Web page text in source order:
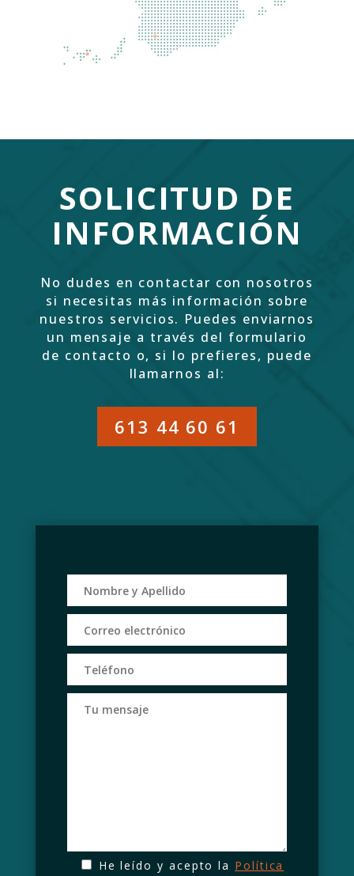
SOLICITUD DE
INFORMACIÓN
No dudes en contactar con nosotros
si necesitas más información sobre
nuestros servicios. Puedes enviarnos
un mensaje a través del formulario
de contacto o, si lo prefieres, puede
llamarnos al:
613 44 60 61
He leído y acepto la Política